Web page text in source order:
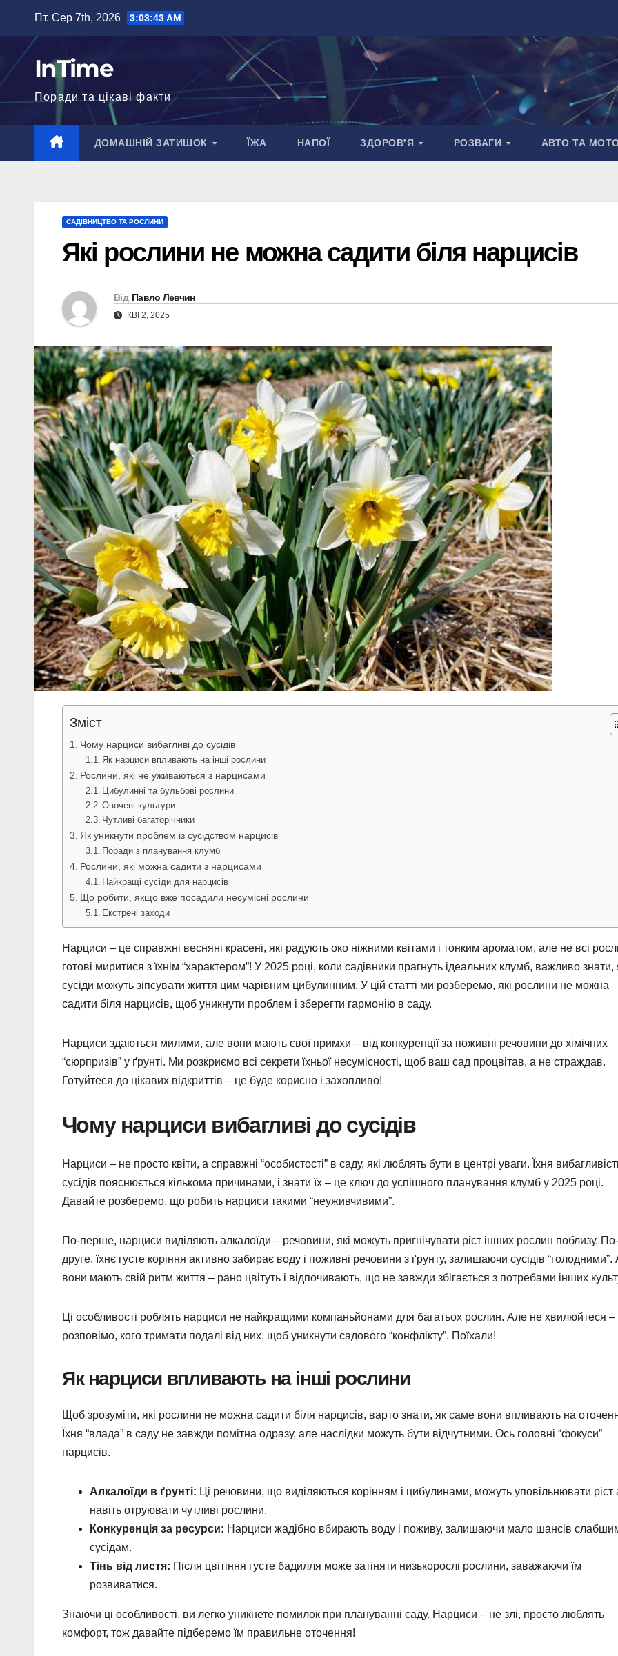
вмісту
Пт. Сер 7th, 2026 3:03:44 AM
InTime
Поради та цікаві факти
ДОМАШНІЙ ЗАТИШОК ЇЖА НАПОЇ ЗДОРОВ’Я РОЗВАГИ АВТО ТА
САДІВНИЦТВО ТА РОСЛИНИ
Які рослини не можна садити біля нарцисів
Від Павло Левчин
КВІ 2, 2025
Зміст
Чому нарциси вибагливі до сусідів
Як нарциси впливають на інші рослини
Рослини, які не уживаються з нарцисами
Цибулинні та бульбові рослини
Овочеві культури
Чутливі багаторічники
Як уникнути проблем із сусідством нарцисів
Поради з планування клумб
Рослини, які можна садити з нарцисами
Найкращі сусіди для нарцисів
Що робити, якщо вже посадили несумісні рослини
Екстрені заходи
Нарциси – це справжні весняні красені, які радують око ніжними квітами і тонким ароматом, але не всі
готові миритися з їхнім “характером”! У 2025 році, коли садівники прагнуть ідеальних клумб, важливо знати,
сусіди можуть зіпсувати життя цим чарівним цибулинним. У цій статті ми розберемо, які рослини не можна
садити біля нарцисів, щоб уникнути проблем і зберегти гармонію в саду.
Нарциси здаються милими, але вони мають свої примхи – від конкуренції за поживні речовини до хімічних
“сюрпризів” у ґрунті. Ми розкриємо всі секрети їхньої несумісності, щоб ваш сад процвітав, а не страждав.
Готуйтеся до цікавих відкриттів – це буде корисно і захопливо!
Чому нарциси вибагливі до сусідів
Нарциси – не просто квіти, а справжні “особистості” в саду, які люблять бути в центрі уваги. Їхня
сусідів пояснюється кількома причинами, і знати їх – це ключ до успішного планування клумб у 2025 році.
Давайте розберемо, що робить нарциси такими “неуживчивими”.
По-перше, нарциси виділяють алкалоїди – речовини, які можуть пригнічувати ріст інших рослин поблизу. По-
друге, їхнє густе коріння активно забирає воду і поживні речовини з ґрунту, залишаючи сусідів
вони мають свій ритм життя – рано цвітуть і відпочивають, що не завжди збігається з потребами інших
Ці особливості роблять нарциси не найкращими компаньйонами для багатьох рослин. Але не хвилюйтеся
розповімо, кого тримати подалі від них, щоб уникнути садового “конфлікту”. Поїхали!
Як нарциси впливають на інші рослини
Щоб зрозуміти, які рослини не можна садити біля нарцисів, варто знати, як саме вони впливають на
Їхня “влада” в саду не завжди помітна одразу, але наслідки можуть бути відчутними. Ось головні “фокуси”
нарцисів.
Алкалоїди в ґрунті: Ці речовини, що виділяються корінням і цибулинами, можуть уповільнювати ріст
навіть отруювати чутливі рослини.
Конкуренція за ресурси: Нарциси жадібно вбирають воду і поживу, залишаючи мало шансів
сусідам.
Тінь від листя: Після цвітіння густе бадилля може затіняти низькорослі рослини, заважаючи їм
розвиватися.
Знаючи ці особливості, ви легко уникнете помилок при плануванні саду. Нарциси – не злі, просто люблять
комфорт, тож давайте підберемо їм правильне оточення!